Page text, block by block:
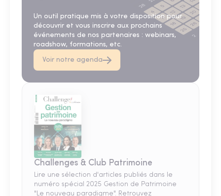
Un outil pratique mis à votre disposition pour
découvrir et vous inscrire aux prochains
événements de nos partenaires : webinars,
roadshow, formations, etc.
Voir notre agenda
Challenges & Club Patrimoine
Lire une sélection d'articles publiés dans le
numéro spécial 2025 Gestion de Patrimoine
"Le nouveau paradigme". Retrouvez